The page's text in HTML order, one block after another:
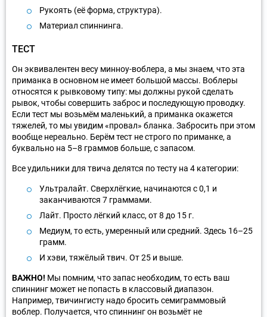
Рукоять (её форма, структура).
Материал спиннинга.
ТЕСТ
Он эквивалентен весу минноу-воблера, а мы знаем, что эта
приманка в основном не имеет большой массы. Воблеры
относятся к рывковому типу: мы должны рукой сделать
рывок, чтобы совершить заброс и последующую проводку.
Если тест мы возьмём маленький, а приманка окажется
тяжелей, то мы увидим «провал» бланка. Забросить при этом
вообще нереально. Берём тест не строго по приманке, а
буквально на 5–8 граммов больше, с запасом.
Все удильники для твича делятся по тесту на 4 категории:
Ультралайт. Сверхлёгкие, начинаются с 0,1 и
заканчиваются 7 граммами.
Лайт. Просто лёгкий класс, от 8 до 15 г.
Медиум, то есть, умеренный или средний. Здесь 16–25
грамм.
И хэви, тяжёлый твич. От 25 и выше.
ВАЖНО! Мы помним, что запас необходим, то есть ваш
спиннинг может не попасть в классовый диапазон.
Например, твичингисту надо бросить семиграммовый
воблер. Получается, что спиннинг он возьмёт не